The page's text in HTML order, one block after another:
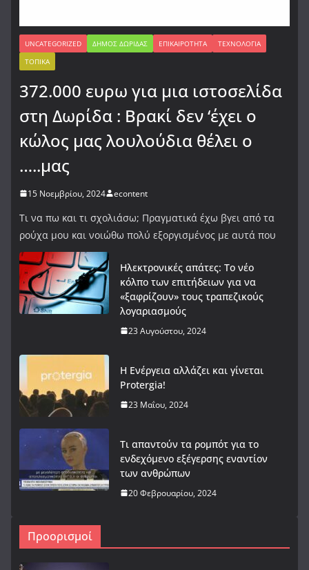
UNCATEGORIZED ΔΉΜΟΣ ΔΩΡΊΔΑΣ ΕΠΙΚΑΙΡΌΤΗΤΑ
ΤΕΧΝΟΛΟΓΊΑ
ΤΟΠΙΚΆ
372.000 ευρω για μια ιστοσελίδα
στη Δωρίδα : Βρακί δεν ‘έχει ο
κώλος μας λουλούδια θέλει ο
…..μας
15 Νοεμβρίου, 2024 econtent
Τι να πω και τι σχολιάσω; Πραγματικά έχω βγει από τα
ρούχα μου και νοιώθω πολύ εξοργισμένος με αυτά που
Ηλεκτρονικές απάτες: Το νέο
κόλπο των επιτήδειων για να
«ξαφρίζουν» τους τραπεζικούς
λογαριασμούς
23 Αυγούστου, 2024
Η Ενέργεια αλλάζει και γίνεται
Protergia!
23 Μαΐου, 2024
Τι απαντούν τα ρομπότ για το
ενδεχόμενο εξέγερσης εναντίον
των ανθρώπων
20 Φεβρουαρίου, 2024
Προορισμοί